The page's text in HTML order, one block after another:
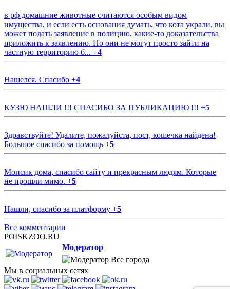
в рф домашние животные считаются особым видом
имущества, и если есть основания думать, что кота украли, вы
может подать заявление в полицию, какие-то доказательства
приложить к заявлению. Но они не могут просто зайти на
частную территорию б... +4
Нашелся. Спасибо +4
КУЗЮ НАШЛИ !!! СПАСИБО ЗА ПУБЛИКАЦИЮ !!! +5
Здравствуйте! Удалите, пожалуйста, пост, кошечка найдена!
Большое спасибо за помощь +5
Мопсик дома, спасибо сайту и прекрасным людям. Которые
не прошли мимо. +5
Нашли, спасибо за платформу +5
Все комментарии
POISKZOO.RU
Модератор
Все города
Мы в социальных сетях